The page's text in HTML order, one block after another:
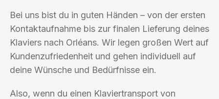
Bei uns bist du in guten Händen – von der ersten
Kontaktaufnahme bis zur finalen Lieferung deines
Klaviers nach Orléans. Wir legen großen Wert auf
Kundenzufriedenheit und gehen individuell auf
deine Wünsche und Bedürfnisse ein.
Also, wenn du einen Klaviertransport von